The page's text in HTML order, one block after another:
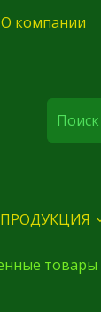
О компании
товары